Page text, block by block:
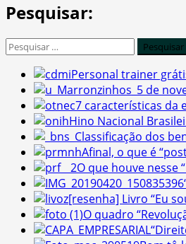
Pesquisar:
Pesquisar
Personal trainer
7 características da
Hino Nacional
Classificação dos
Afinal, o que é
O que houve nesse
[resenha] Livro “Eu
O quadro